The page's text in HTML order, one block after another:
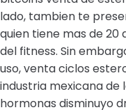
lado, tambien te
quien tiene mas de
del fitness. Sin
uso, venta ciclos
industria mexicana de
hormonas disminuyo